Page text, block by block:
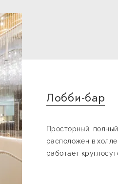
Лобби-бар
Просторный,
расположен в
работает